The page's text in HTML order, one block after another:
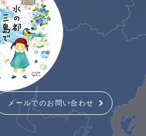
メールでのお問い合わせ